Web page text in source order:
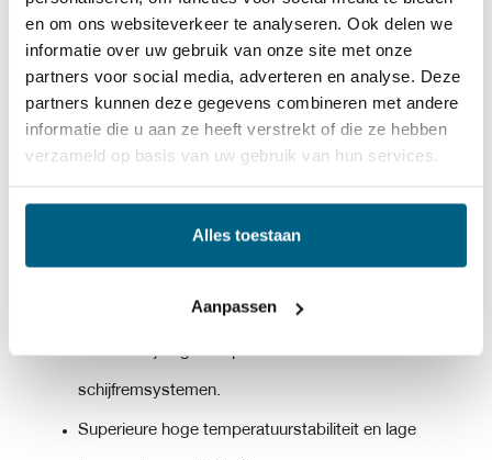
en om ons websiteverkeer te analyseren. Ook delen we
informatie over uw gebruik van onze site met onze
partners voor social media, adverteren en analyse. Deze
partners kunnen deze gegevens combineren met andere
informatie die u aan ze heeft verstrekt of die ze hebben
verzameld op basis van uw gebruik van hun services.
Alles toestaan
Aanpassen
Dit product mag nooit worden gebruikt in plaats van of
gemengd met op siliconen gebaseerde remvloeistoffen
(DOT 4)
Superieure oxidatieve stabiliteit is bestand tegen
schijfremsystemen.
Superieure hoge temperatuurstabiliteit en lage